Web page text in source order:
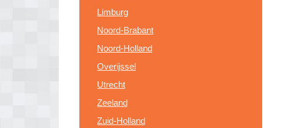
Limburg
Noord-Brabant
Noord-Holland
Overijssel
Utrecht
Zeeland
Zuid-Holland